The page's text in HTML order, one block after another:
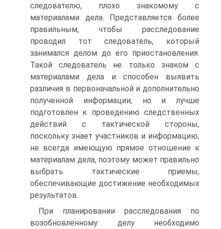
следователю, плохо знакомому с
материалами дела. Представляется более
правильным, чтобы расследование
проводил тот следователь, который
занимался делом до его приостановления.
Такой следователь не только знаком с
материалами дела и способен выявить
различия в первоначальной и дополнительно
полученной информации, но и лучше
подготовлен к проведению следственных
действий с тактической стороны,
поскольку знает участников и информацию,
не всегда имеющую прямое отношение к
материалам дела, поэтому может правильно
выбрать тактические приемы,
обеспечивающие достижение необходимых
результатов.
При планировании расследования по
возобновленному делу необходимо